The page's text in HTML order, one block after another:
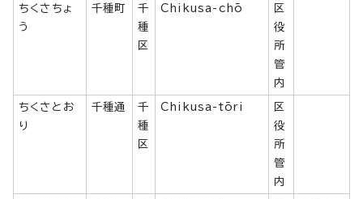
ちくさちょ
う
千種町
千
種
区
Chikusa-chō
区
役
所
管
内
ちくさとお
り
千種通
千
種
区
Chikusa-tōri
区
役
所
管
内